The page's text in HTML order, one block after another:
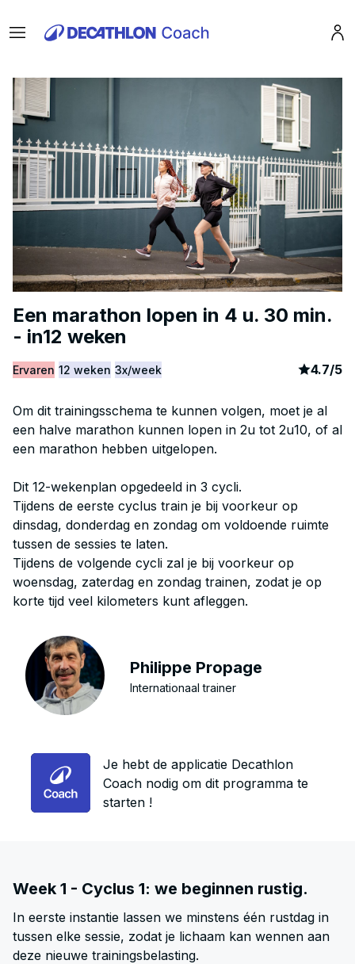
Menu
Een marathon lopen in 4 u. 30 min.
- in12 weken
Ervaren 12 weken 3x/week article
4.7/5
Om dit trainingsschema te kunnen volgen, moet je al
een halve marathon kunnen lopen in 2u tot 2u10, of al
een marathon hebben uitgelopen.
Dit 12-wekenplan opgedeeld in 3 cycli.
Tijdens de eerste cyclus train je bij voorkeur op
dinsdag, donderdag en zondag om voldoende ruimte
tussen de sessies te laten.
Tijdens de volgende cycli zal je bij voorkeur op
woensdag, zaterdag en zondag trainen, zodat je op
korte tijd veel kilometers kunt afleggen.
Philippe Propage
Internationaal trainer
Je hebt de applicatie Decathlon
Coach nodig om dit programma te
starten !
Week 1 - Cyclus 1: we beginnen rustig.
In eerste instantie lassen we minstens één rustdag in
tussen elke sessie, zodat je lichaam kan wennen aan
deze nieuwe trainingsbelasting.